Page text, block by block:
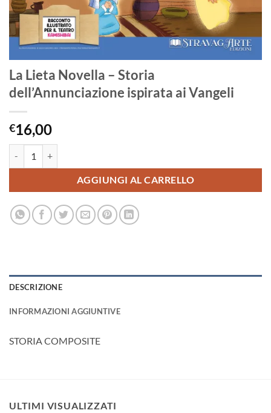
La Lieta Novella – Storia
dell’Annunciazione ispirata ai Vangeli
€16,00
AGGIUNGI AL CARRELLO
DESCRIZIONE
INFORMAZIONI AGGIUNTIVE
STORIA COMPOSITE
ULTIMI VISUALIZZATI